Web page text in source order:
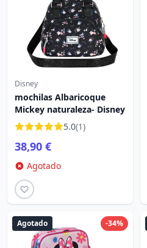
Disney
mochilas Albaricoque
Mickey naturaleza- Disney
5.0(1)
38,90 €
Agotado
-34%
Agotado